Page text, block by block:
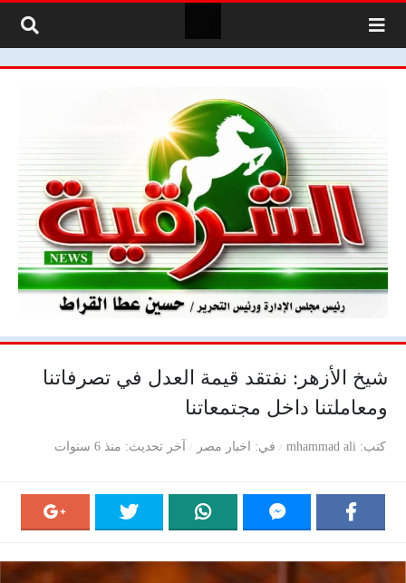
شيخ الأزهر: نفتقد قيمة العدل في تصرفاتنا
ومعاملتنا داخل مجتمعاتنا‎
كتب mhammad ali في اخبار مصر آخر تحديث منذ 6 سنوات